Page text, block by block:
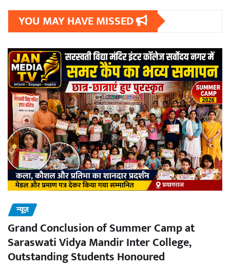
YOU MAY HAVE MISSED
न्यूज़
Grand Conclusion of Summer Camp at
Saraswati Vidya Mandir Inter College,
Outstanding Students Honoured